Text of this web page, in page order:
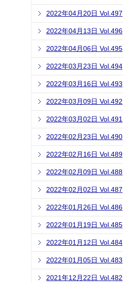
2022年04月20日 Vol.497
2022年04月13日 Vol.496
2022年04月06日 Vol.495
2022年03月23日 Vol.494
2022年03月16日 Vol.493
2022年03月09日 Vol.492
2022年03月02日 Vol.491
2022年02月23日 Vol.490
2022年02月16日 Vol.489
2022年02月09日 Vol.488
2022年02月02日 Vol.487
2022年01月26日 Vol.486
2022年01月19日 Vol.485
2022年01月12日 Vol.484
2022年01月05日 Vol.483
2021年12月22日 Vol.482